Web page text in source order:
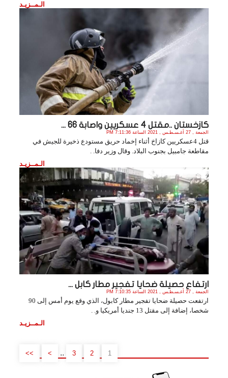
الـمــزيـد
كازخستان ..مقتل 4 عسكريين واصابة 66 ...
الجمعة , 27 أغـسـطـس , 2021 الساعة 7:11:36 PM
قتل 4عسكريين كازاخ أثناء إخماد حريق مستودع ذخيرة للجيش في
مقاطعة جامبيل بجنوب البلاد. وقال وزير دفا. .
الـمــزيـد
ارتفاع حصيلة ضحايا تفجير مطار كابل ...
الجمعة , 27 أغـسـطـس , 2021 الساعة 7:10:35 PM
ارتفعت حصيلة ضحايا تفجير مطار كابول، الذي وقع يوم أمس إلى 90
شخصا، إضافة إلى مقتل 13 جنديا أمريكيا و. .
الـمــزيـد
1
2
3
..
>
>>